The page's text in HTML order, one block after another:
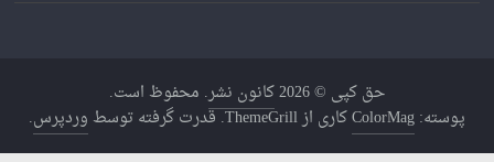
حق کپی © 2026 کانون نشر. محفوظ است.
پوسته:ColorMagکاری از ThemeGrill. قدرت گرفته توسط وردپرس.